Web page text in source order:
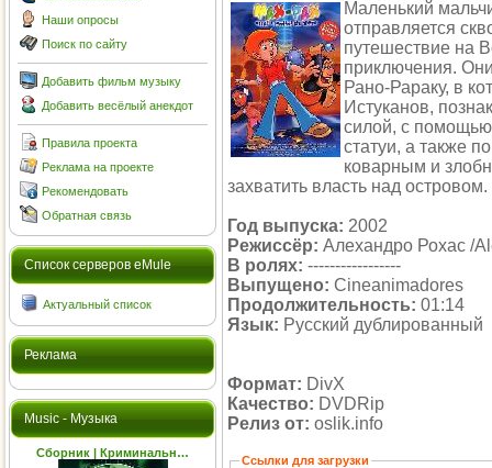
Наши опросы
Поиск по сайту
Добавить фильм музыку
Добавить весёлый анекдот
Правила проекта
Реклама на проекте
Рекомендовать
Обратная связь
Cписок серверов eMule
Актуальный список
Реклама
Music - Музыка
Сборник | Криминальн…
Маленький
отправляется
путешествие на
приключения.
Рано-Рараку, в
Истуканов,
силой, с помощью
статуи, а также
коварным и
захватить власть над островом.
Год выпуска: 2002
Режиссёр: Алехандро Рохас /
В ролях: -----------------
Выпущено: Cineanimadores
Продолжительность: 01:14
Язык: Русский дублированный
Формат: DivX
Качество: DVDRip
Релиз от: oslik.info
Ссылки для загрузки